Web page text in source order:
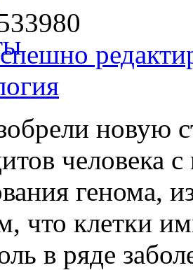
33980
новую
человека
генома,
что клетки
в ряде